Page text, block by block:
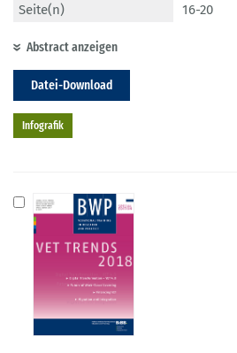
Seite(n)
16-20
Abstract anzeigen
Datei-Download
Infografik